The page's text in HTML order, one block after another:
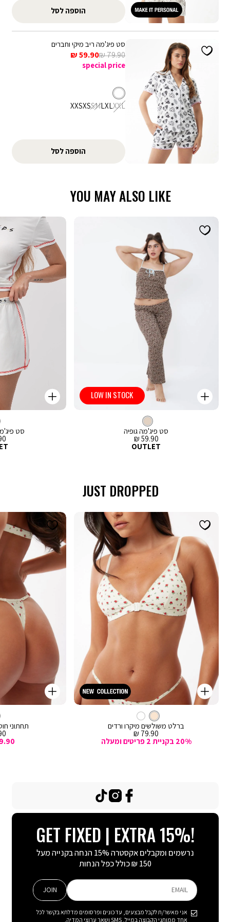
קופונים - ניתן לממש קופון אחד בהזמנה. הנחת קופון אינה חלה על דמי
משלוח, אריזת מתנה וגיפטקארד
הוספה לסל
סט פיג'מה ריב מיקי וחברים
מחיר
מכירה
59.90 ₪
מחיר
רגיל
79.90 ₪
special price
צבע
לבן
מידה
XXSXSSMLXLXXL
הוספה לסל
YOU MAY ALSO LIKE
LOW IN STOCK
קנייה
מהירה
צבע
'בז
סט פיג'מה גופיה
מחיר
מכירה
59.90 ₪
OUTLET
קנייה
מהירה
סט
₪
JUST DROPPED
קנייה
מהירה
צבע
קרם
ברלט משולשים מיקרו ורדים
מחיר
מכירה
79.90 ₪
20% בקניית 2 פריטים ומעלה
ברלט
קנייה
מהירה
תחתוני
₪
GET FIXED | EXTRA 15%!
נרשמים ומקבלים אקסטרה 15% הנחה בקנייה מעל
150 ₪ כולל כפל הנחות
EMAIL
אני מאשר/ת לקבל מבצעים, עדכונים ופרסומים מדלתא בקשר לכל
אחד ממותגי הקבוצה במייל, SMS ושאר ערוצי המדיה.
JOIN